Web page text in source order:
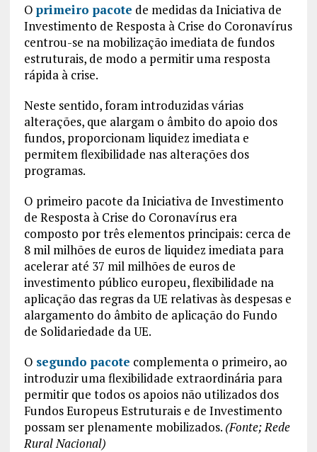
O primeiro pacote de medidas da Iniciativa de
Investimento de Resposta à Crise do Coronavírus
centrou-se na mobilização imediata de fundos
estruturais, de modo a permitir uma resposta
rápida à crise.
Neste sentido, foram introduzidas várias
alterações, que alargam o âmbito do apoio dos
fundos, proporcionam liquidez imediata e
permitem flexibilidade nas alterações dos
programas.
O primeiro pacote da Iniciativa de Investimento
de Resposta à Crise do Coronavírus era
composto por três elementos principais: cerca de
8 mil milhões de euros de liquidez imediata para
acelerar até 37 mil milhões de euros de
investimento público europeu, flexibilidade na
aplicação das regras da UE relativas às despesas e
alargamento do âmbito de aplicação do Fundo
de Solidariedade da UE.
O segundo pacote complementa o primeiro, ao
introduzir uma flexibilidade extraordinária para
permitir que todos os apoios não utilizados dos
Fundos Europeus Estruturais e de Investimento
possam ser plenamente mobilizados. (Fonte; Rede
Rural Nacional)